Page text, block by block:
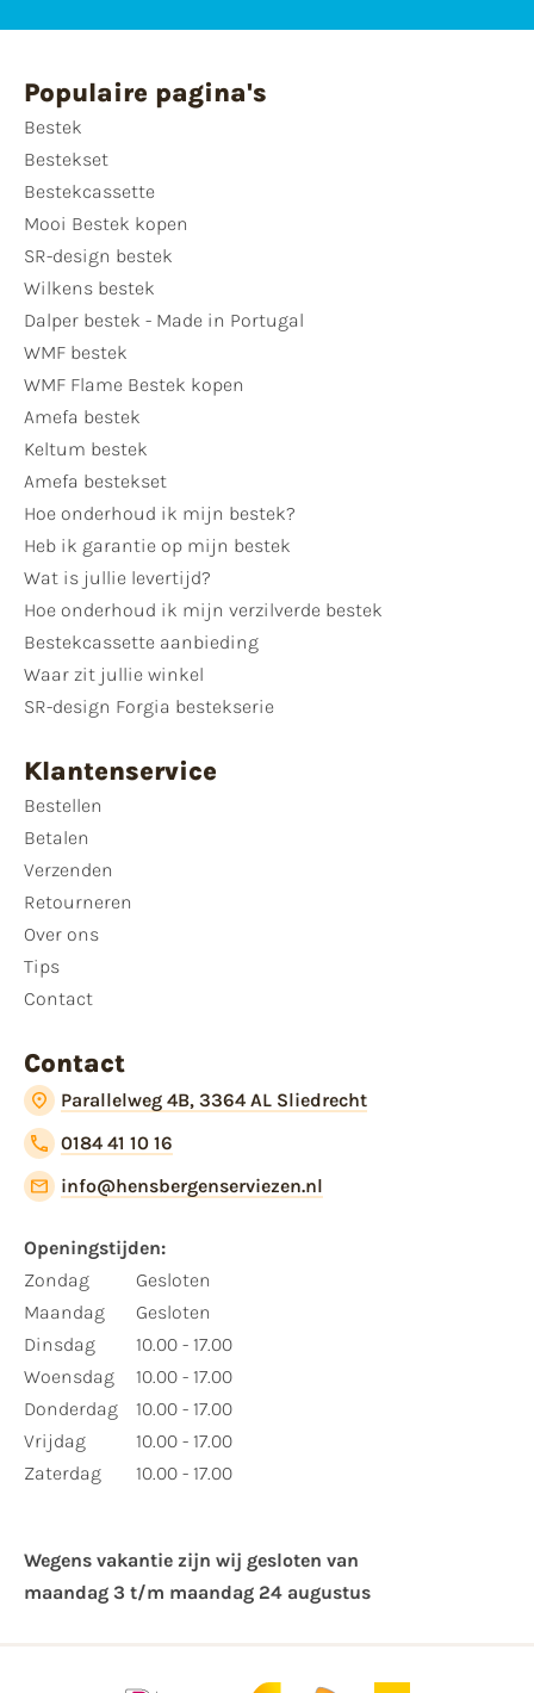
Populaire pagina's
Bestek
Bestekset
Bestekcassette
Mooi Bestek kopen
SR-design bestek
Wilkens bestek
Dalper bestek - Made in Portugal
WMF bestek
WMF Flame Bestek kopen
Amefa bestek
Keltum bestek
Amefa bestekset
Hoe onderhoud ik mijn bestek?
Heb ik garantie op mijn bestek
Wat is jullie levertijd?
Hoe onderhoud ik mijn verzilverde bestek
Bestekcassette aanbieding
Waar zit jullie winkel
SR-design Forgia bestekserie
Klantenservice
Bestellen
Betalen
Verzenden
Retourneren
Over ons
Tips
Contact
Contact
Parallelweg 4B, 3364 AL Sliedrecht
0184 41 10 16
info@hensbergenserviezen.nl
Openingstijden:
Zondag
Maandag
Dinsdag
Woensdag
Donderdag
Vrijdag
Zaterdag
Gesloten
Gesloten
10.00 - 17.00
10.00 - 17.00
10.00 - 17.00
10.00 - 17.00
10.00 - 17.00
Wegens vakantie zijn wij gesloten van ​
maandag 3 t/m maandag 24 augustus